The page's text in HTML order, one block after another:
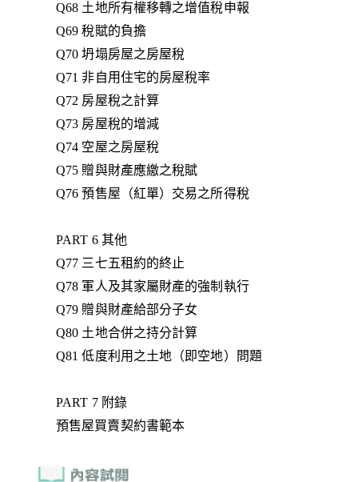
Q68 土地所有權移轉之增值稅申報
Q69 稅賦的負擔
Q70 坍塌房屋之房屋稅
Q71 非自用住宅的房屋稅率
Q72 房屋稅之計算
Q73 房屋稅的增減
Q74 空屋之房屋稅
Q75 贈與財產應繳之稅賦
Q76 預售屋（紅單）交易之所得稅
PART 6 其他
Q77 三七五租約的終止
Q78 軍人及其家屬財產的強制執行
Q79 贈與財產給部分子女
Q80 土地合併之持分計算
Q81 低度利用之土地（即空地）問題
PART 7 附錄
預售屋買賣契約書範本